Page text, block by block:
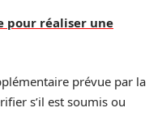
pour réaliser une
prévue par la
s’il est soumis ou